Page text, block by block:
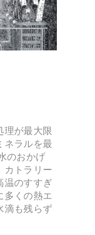
理が最大限
ネラルを最
のおかげ
カトラリー
温のすすぎ
多くの熱エ
滴も残らず